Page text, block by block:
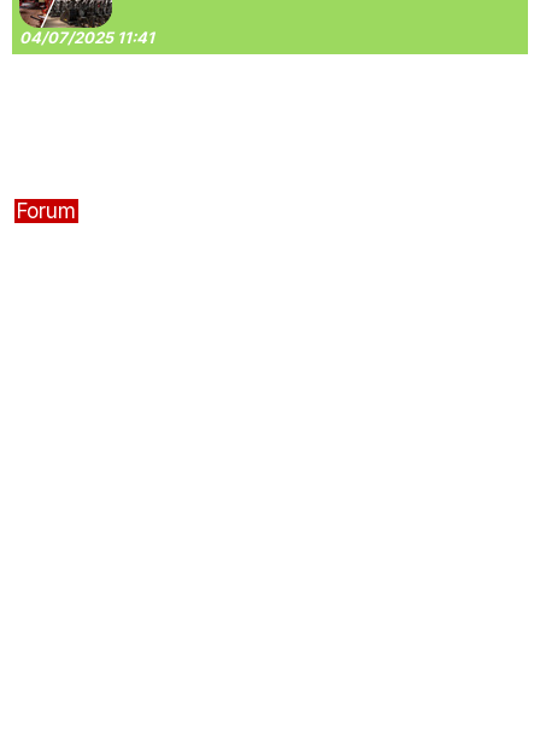
04/07/2025 11:41
Forum